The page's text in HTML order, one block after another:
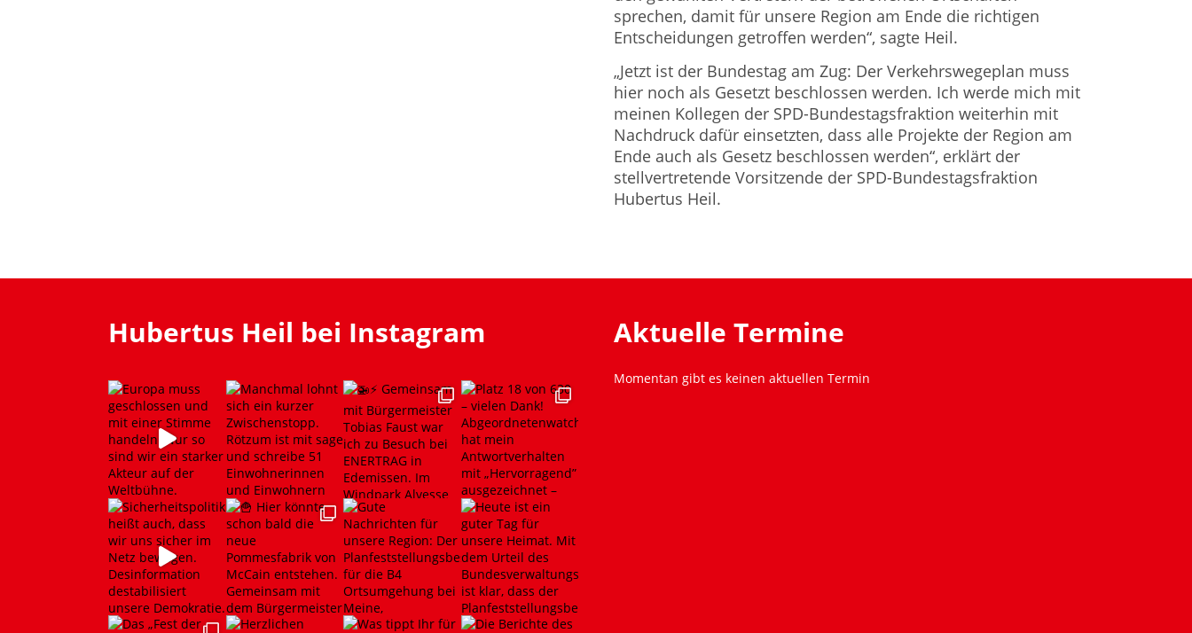
sprechen, damit für unsere Region am Ende die richtigen
Entscheidungen getroffen werden“, sagte Heil.
„Jetzt ist der Bundestag am Zug: Der Verkehrswegeplan muss
hier noch als Gesetzt beschlossen werden. Ich werde mich mit
meinen Kollegen der SPD-Bundestagsfraktion weiterhin mit
Nachdruck dafür einsetzten, dass alle Projekte der Region am
Ende auch als Gesetz beschlossen werden“, erklärt der
stellvertretende Vorsitzende der SPD-Bundestagsfraktion
Hubertus Heil.
Hubertus Heil bei Instagram Aktuelle Termine
Momentan gibt es keinen aktuellen Termin